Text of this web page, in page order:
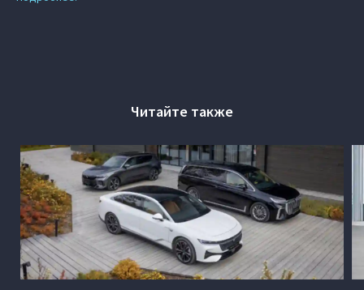
Читайте также